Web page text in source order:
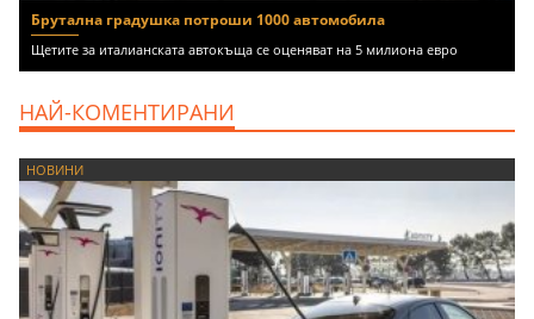
Брутална градушка потроши 1000 автомобила
Щетите за италианската автокъща се оценяват на 5 милиона евро
НАЙ-КОМЕНТИРАНИ
НОВИНИ